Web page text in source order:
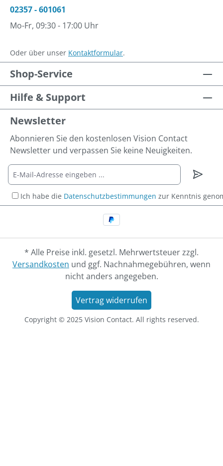
02357 - 601061
Mo-Fr, 09:30 - 17:00 Uhr
Oder über unser Kontaktformular.
Shop-Service
Hilfe & Support
Newsletter
Abonnieren Sie den kostenlosen Vision Contact
Newsletter und verpassen Sie keine Neuigkeiten.
Ich habe die Datenschutzbestimmungen zur Kenntnis
* Alle Preise inkl. gesetzl. Mehrwertsteuer zzgl.
Versandkosten und ggf. Nachnahmegebühren, wenn
nicht anders angegeben.
Vertrag widerrufen
Copyright © 2025 Vision Contact. All rights reserved.